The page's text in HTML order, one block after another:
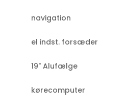
navigation
el indst. forsæder
19" Alufælge
kørecomputer